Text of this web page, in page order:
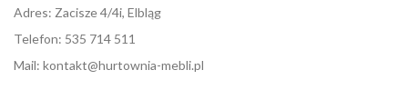
Adres: Zacisze 4/4i, Elbląg
Telefon: 535 714 511
Mail: kontakt@hurtownia-mebli.pl